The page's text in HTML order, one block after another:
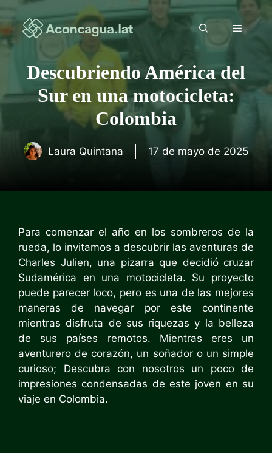
Saltar
al
contenido
Menú
Descubriendo América del
Sur en una motocicleta:
Colombia
Laura Quintana 17 de mayo de 2025
Para comenzar el año en los sombreros de la
rueda, lo invitamos a descubrir las aventuras de
Charles Julien, una pizarra que decidió cruzar
Sudamérica en una motocicleta. Su proyecto
puede parecer loco, pero es una de las mejores
maneras de navegar por este continente
mientras disfruta de sus riquezas y la belleza
de sus países remotos. Mientras eres un
aventurero de corazón, un soñador o un simple
curioso; Descubra con nosotros un poco de
impresiones condensadas de este joven en su
viaje en Colombia.